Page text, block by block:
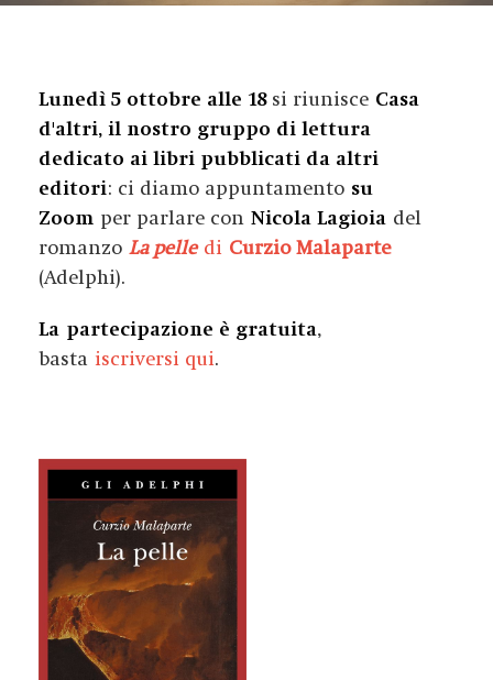
Lunedì 5 ottobre alle 18si riunisce Casa
d'altri, il nostro gruppo di lettura
dedicato ai libri pubblicati da altri
editori: ci diamo appuntamento su
Zoom per parlare con Nicola Lagioia del
romanzo La pelledi Curzio Malaparte
(Adelphi).
La partecipazione è gratuita,
basta iscriversi qui.